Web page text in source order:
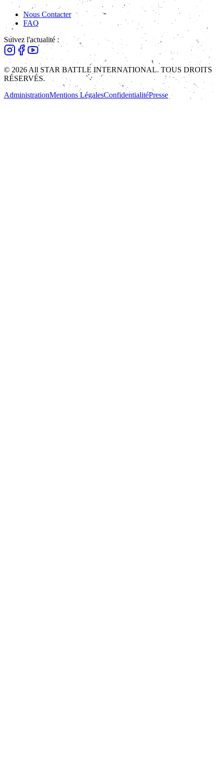
Nous Contacter
FAQ
Suivez l'actualité :
© 2026 All STAR BATTLE INTERNATIONAL. TOUS DROITS
RÉSERVÉS.
AdministrationMentions LégalesConfidentialitéPresse